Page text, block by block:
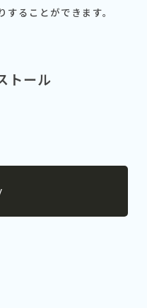
ることができます。
トール